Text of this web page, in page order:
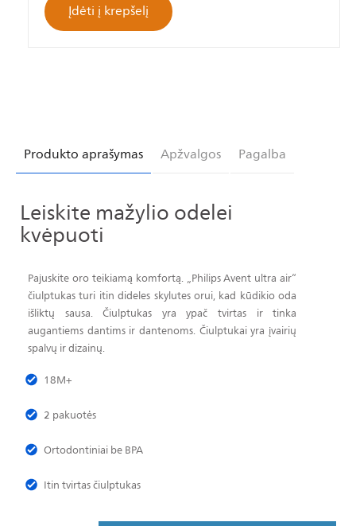
Įdėti į krepšelį
Produkto aprašymas Apžvalgos Pagalba
Leiskite mažylio odelei
kvėpuoti
Pajuskite oro teikiamą komfortą. „Philips Avent ultra air“
čiulptukas turi itin dideles skylutes orui, kad kūdikio oda
išliktų sausa. Čiulptukas yra ypač tvirtas ir tinka
augantiems dantims ir dantenoms. Čiulptukai yra įvairių
spalvų ir dizainų.
18M+
2 pakuotės
Ortodontiniai be BPA
Itin tvirtas čiulptukas